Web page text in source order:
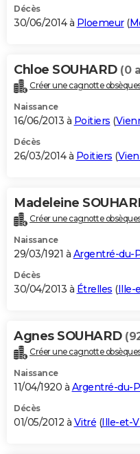
Décès
30/06/2014 à Ploemeur(
Chloe SOUHARD (0
Créer une cagnotte
Naissance
16/06/2013 à Poitiers (
Décès
26/03/2014 à Poitiers (
Madeleine
Créer une cagnotte
Naissance
29/03/1921 à Argentré-du-
Décès
30/04/2013 à Étrelles (Ille-
Agnes SOUHARD
Créer une cagnotte
Naissance
11/04/1920 à Argentré-du-
Décès
01/05/2012 à Vitré (Ille-et-